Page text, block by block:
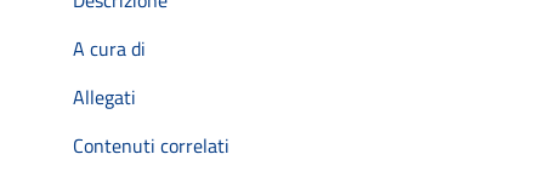
A cura di
Allegati
Contenuti correlati